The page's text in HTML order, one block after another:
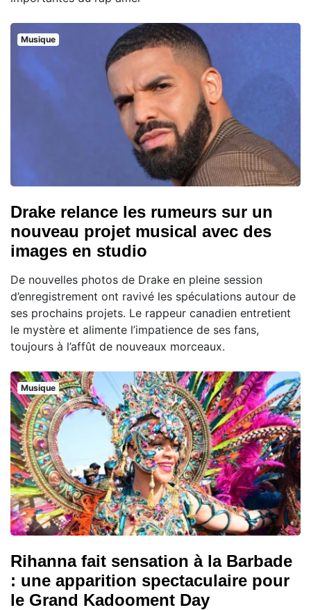
Musique
Drake relance les rumeurs sur un
nouveau projet musical avec des
images en studio
De nouvelles photos de Drake en pleine session
d’enregistrement ont ravivé les spéculations autour de
ses prochains projets. Le rappeur canadien entretient
le mystère et alimente l’impatience de ses fans,
toujours à l’affût de nouveaux morceaux.
Musique
Rihanna fait sensation à la Barbade
: une apparition spectaculaire pour
le Grand Kadooment Day